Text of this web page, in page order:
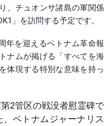
、チュオンサ諸島の軍関係
」を訪問する予定です。
年を迎えるベトナム革命報
ナムが掲げる「すべてを海
体現する特別な意味を持っ
2管区の戦没者慰霊碑で
ベトナムジャーナリス